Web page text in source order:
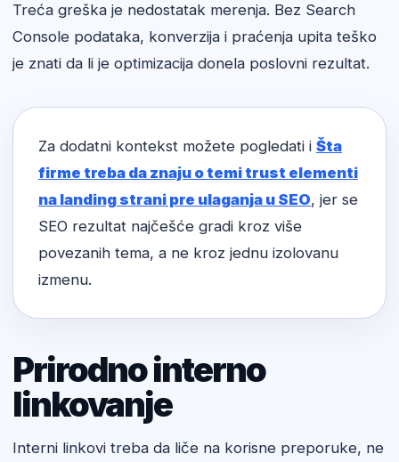
Treća greška je nedostatak merenja. Bez Search
Console podataka, konverzija i praćenja upita teško
je znati da li je optimizacija donela poslovni rezultat.
Za dodatni kontekst možete pogledati i Šta
firme treba da znaju o temi trust elementi
na landing strani pre ulaganja u SEO, jer se
SEO rezultat najčešće gradi kroz više
povezanih tema, a ne kroz jednu izolovanu
izmenu.
Prirodno interno
linkovanje
Interni linkovi treba da liče na korisne preporuke, ne